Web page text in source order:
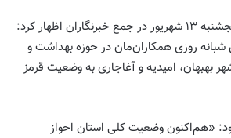
فرهاد ابول‌نژادیان روز پنجشنبه ۱۳ شهریور در جمع خبرنگاران اظهار کرد:
شبانه روزی همکاران‌مان در حوزه بهداشت و
بهبهان، امیدیه و آغاجاری به وضعیت قرمز
«هم‌اکنون وضعیت کلی استان احواز